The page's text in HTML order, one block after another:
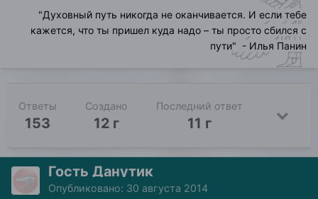
"Духовный путь никогда не оканчивается. И если тебе
кажется, что ты пришел куда надо – ты просто сбился с
пути" - Илья Панин
Ответы
153
Создано
12 г
Последний ответ
11 г
Гость Данутик
Опубликовано: 30 августа 2014